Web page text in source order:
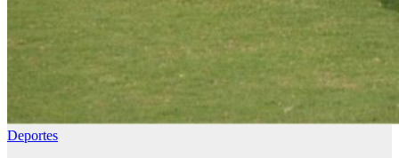
Deportes